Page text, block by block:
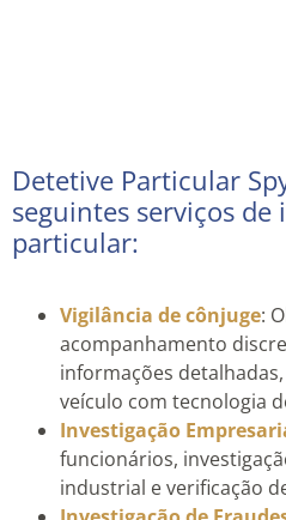
Detetive Particular
seguintes serviços de
particular:
Vigilância de cônjuge:
acompanhamento
informações
veículo com tecnologia
Investigação
funcionários,
industrial e verificação